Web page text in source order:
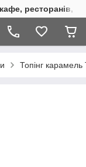
ресторанів,
Топінг